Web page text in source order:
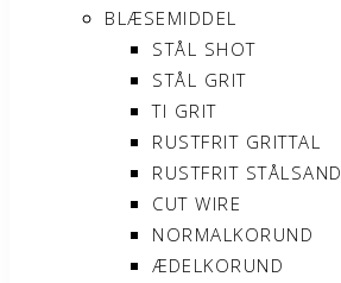
BLÆSEMIDDEL
STÅL SHOT
STÅL GRIT
TI GRIT
RUSTFRIT GRITTAL
RUSTFRIT STÅLSAND
CUT WIRE
NORMALKORUND
ÆDELKORUND